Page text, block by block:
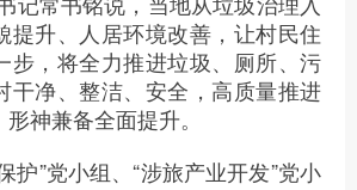
提升、人居环境改善，让村民住
步，将全力推进垃圾、厕所、污
干净、整洁、安全，高质量推进
神兼备全面提升。
”党小组、“涉旅产业开发”党小